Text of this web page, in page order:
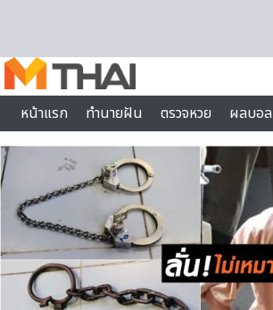
หน้าแรก
ทำนายฝัน ตรวจหวย ผลบอล
ไลฟ์สไตล์